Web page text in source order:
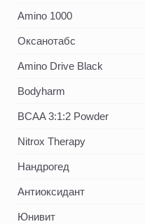
Amino 1000
Оксанотабс
Amino Drive Black
Bodyharm
BCAA 3:1:2 Powder
Nitrox Therapy
Нандрогед
Антиоксидант
Юнивит